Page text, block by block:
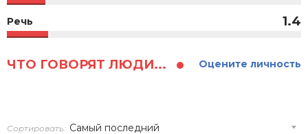
Речь 1.4
ЧТО ГОВОРЯТ ЛЮДИ... Оцените личность
Сортировать: